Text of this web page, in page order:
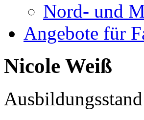
Nord- und
Angebote für
Nicole Weiß